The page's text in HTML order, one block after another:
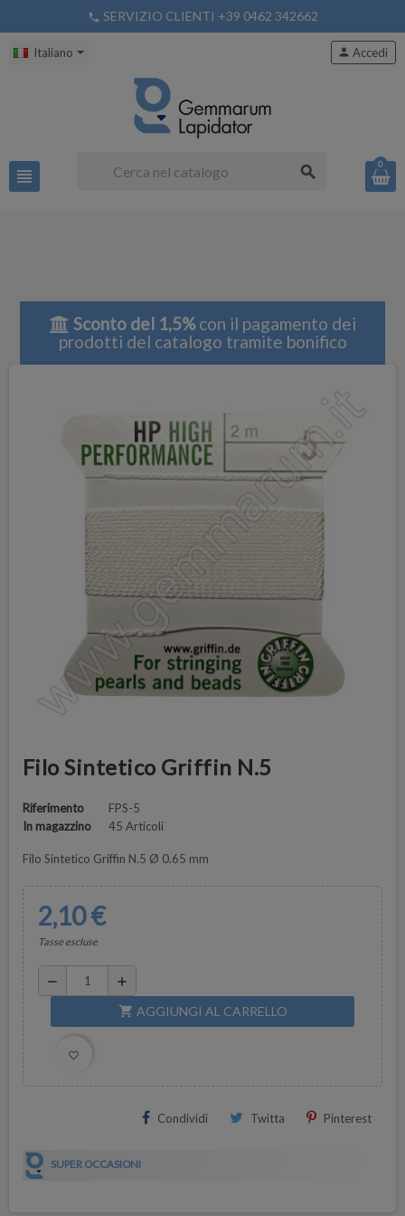
phone SERVIZIO CLIENTI +39 0462 342662
Italiano
view_headline search
person Accedi
0
Sconto del 1,5%con il pagamento dei
prodotti del catalogo tramite bonifico
Filo Sintetico Griffin N.5
Riferimento
FPS-5
In magazzino
45 Articoli
Filo Sintetico Griffin N.5 Ø 0.65 mm
2,10 €
Tasse escluse
remove add
shopping_cart AGGIUNGI AL CARRELLO
favorite_border
Condividi Twitta Pinterest
SUPER OCCASIONI